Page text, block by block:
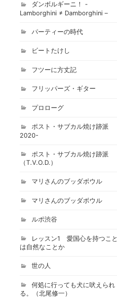
ダンボルギーニ！ -
Lamborghini ≠ Damborghini –
パーティーの時代
ビートたけし
フツーに方丈記
フリッパーズ・ギター
プロローグ
ポスト・サブカル焼け跡派
2020-
ポスト・サブカル焼け跡派
（T.V.O.D.）
マリさんのブッダボウル
マリさんのブッダボウル
ルポ渋谷
レッスン1 愛国心を持つこと
は自然なことか
世の人
何処に行っても犬に吠えられ
る。（北尾修一）